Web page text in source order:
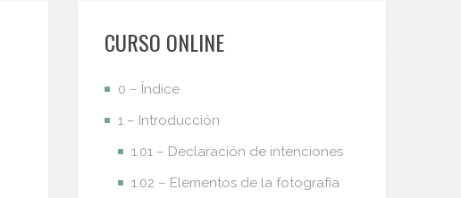
CURSO ONLINE
0 – Índice
1 – Introducción
1.01 – Declaración de intenciones
1.02 – Elementos de la fotografía